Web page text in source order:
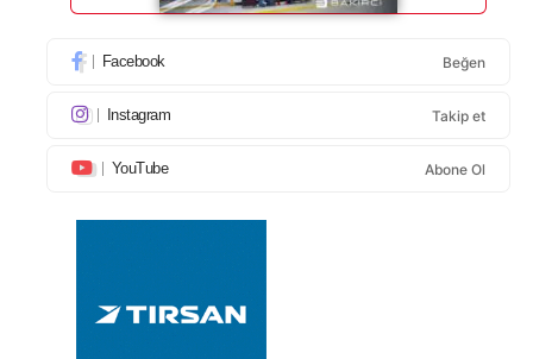
Facebook Beğen
Instagram Takip et
YouTube Abone Ol